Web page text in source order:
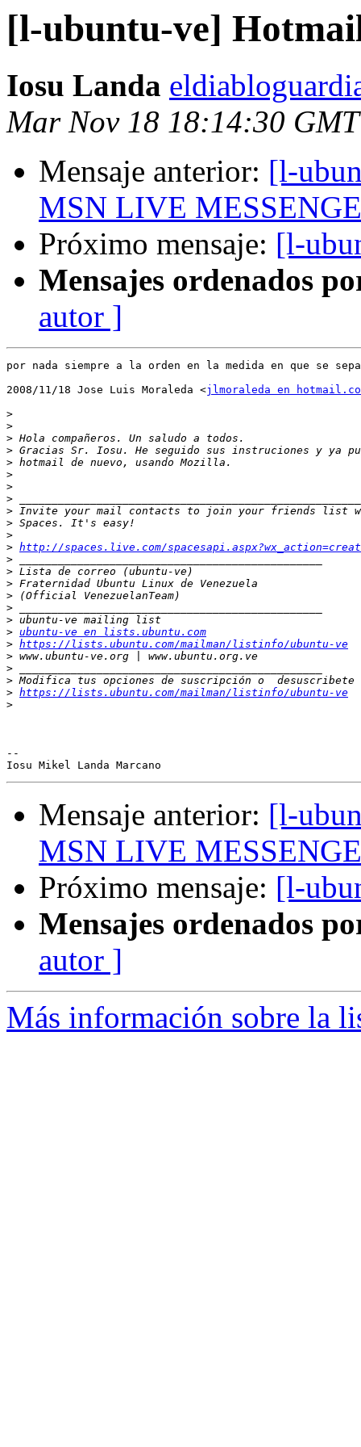
[l-ubuntu-ve]
Iosu Landa
Mar Nov 18 18:14:30
Mensaje anterior: [l-
MSN LIVE
Próximo mensaje: [l-
Mensajes ordenados
autor ]
por nada siempre a la orden en la medida en que se
2008/11/18 Jose Luis Moraleda <jlmoraleda en
>
>
>
>
>
>
>
>
>
>
>
> http://spaces.live.com/
>
>
>
>
>
>
> ubuntu-ve en lists.ubuntu.com
> https://lists.ubuntu.com/mailman/listinfo/ubuntu-ve
>
>
>
> https://lists.ubuntu.com/mailman/listinfo/ubuntu-ve
>
--
Mensaje anterior: [l-
MSN LIVE
Próximo mensaje: [l-
Mensajes ordenados
autor ]
Más información sobre la